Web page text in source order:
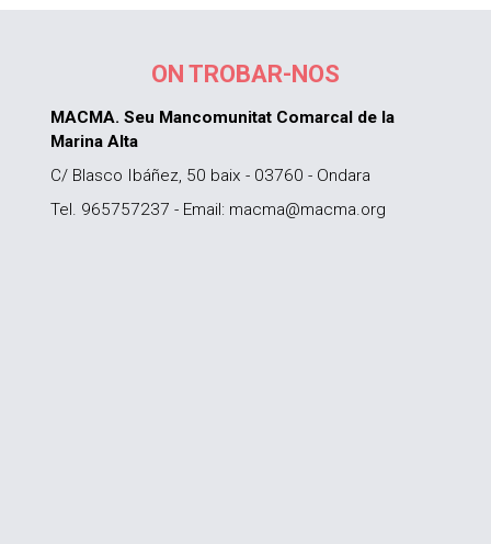
ON TROBAR-NOS
MACMA. Seu Mancomunitat Comarcal de la
Marina Alta
C/ Blasco Ibáñez, 50 baix - 03760 - Ondara
Tel. 965757237 - Email: macma@macma.org